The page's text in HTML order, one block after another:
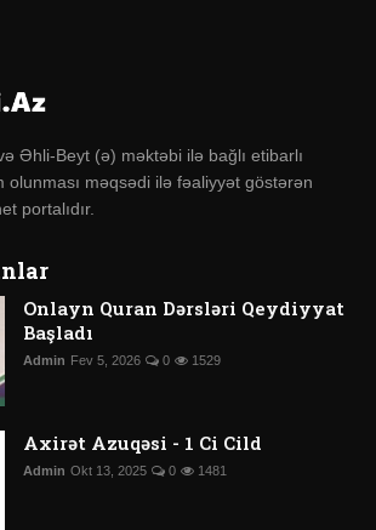
Əhli-Beyt (ə) məktəbi ilə bağlı etibarlı
olunması məqsədi ilə fəaliyyət göstərən
portalıdır.
Onlayn Quran Dərsləri Qeydiyyat
Başladı
Admin Fev 5, 2026 0 1529
Axirət Azuqəsi - 1 Ci Cild
Admin Okt 13, 2025 0 1481